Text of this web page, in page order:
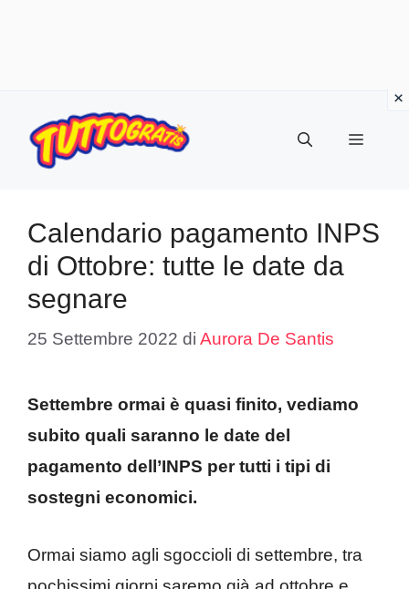
contenuto
Menu
Calendario pagamento INPS
di Ottobre: tutte le date da
segnare
25 Settembre 2022 di Aurora De Santis
Settembre ormai è quasi finito, vediamo
subito quali saranno le date del
pagamento dell’INPS per tutti i tipi di
sostegni economici.
Ormai siamo agli sgoccioli di settembre, tra